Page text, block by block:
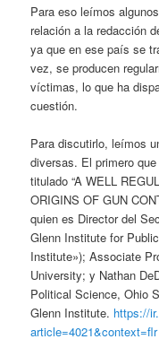
Para eso leímos
relación a la redacción
ya que en ese país se
vez, se producen
víctimas, lo que ha
cuestión.
Para discutirlo, leímos
diversas. El primero
titulado “A WELL
ORIGINS OF GUN
quien es Director del
Glenn Institute for
Institute»); Associate
University; y Nathan
Political Science, Ohio
Glenn Institute. https://
article=4021&context=flr